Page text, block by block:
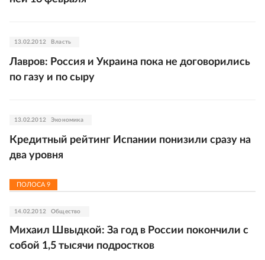
13.02.2012 Власть
Лавров: Россия и Украина пока не договорились
по газу и по сыру
13.02.2012 Экономика
Кредитный рейтинг Испании понизили сразу на
два уровня
ПОЛОСА 9
14.02.2012 Общество
Михаил Швыдкой: За год в России покончили с
собой 1,5 тысячи подростков